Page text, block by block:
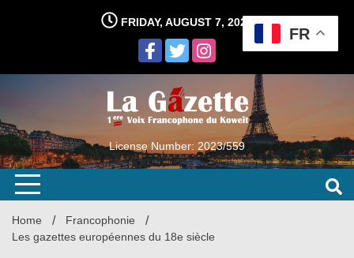
FRIDAY, AUGUST 7, 2026
License Number: 2023/559
Home
Francophonie
Les gazettes européennes du 18e siècle
FR